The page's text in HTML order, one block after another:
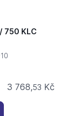
750 KLC
3 768,53 Kč